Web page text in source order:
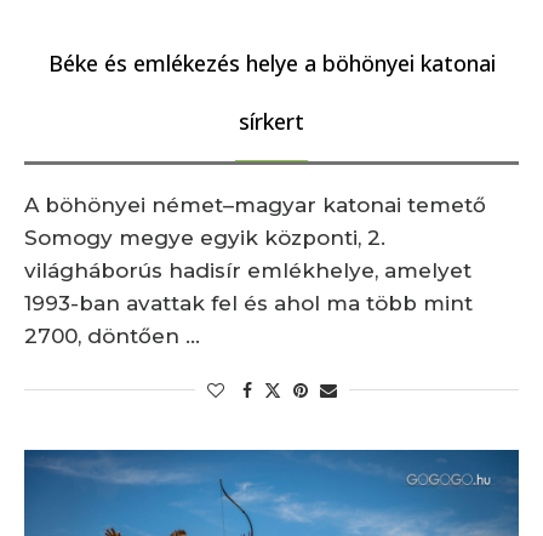
Béke és emlékezés helye a böhönyei katonai
sírkert
A böhönyei német–magyar katonai temető
Somogy megye egyik központi, 2.
világháborús hadisír emlékhelye, amelyet
1993-ban avattak fel és ahol ma több mint
2700, döntően …